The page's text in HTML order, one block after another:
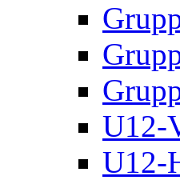
U12-
U12-